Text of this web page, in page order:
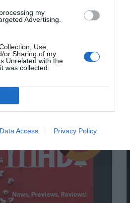
my
Advertising.
Use,
or Sharing of my
Unrelated with the
was collected.
Data Access Privacy Policy
130 min